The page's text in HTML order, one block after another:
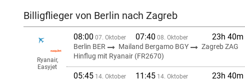
Billigflieger von Berlin nach Zagreb
08:00 07. Oktober 07:40 08. Oktober 23h 40m
Berlin BER Mailand Bergamo BGY
Zagreb ZAG
Hinflug mit Ryanair (FR2670)
05:45 14. Oktober 11:45 14. Oktober 23h 40m
Ryanair,
Easyjet